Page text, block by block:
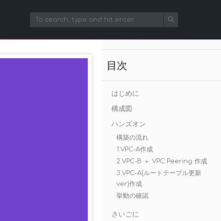
目次
はじめに
構成図
ハンズオン
構築の流れ
1.VPC-A作成
2.VPC-B ＋ VPC Peering 作成
3.VPC-A(ルートテーブル更新
ver)作成
挙動の確認
さいごに